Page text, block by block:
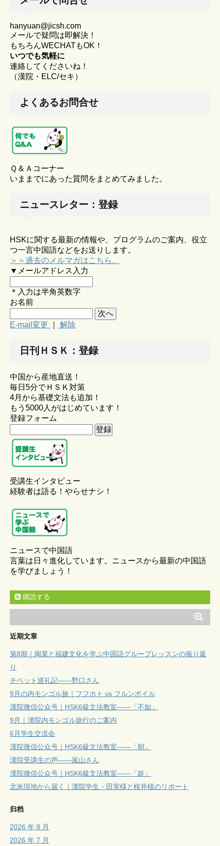
hanyuan@jicsh.com
メールで疑問は即解決！
もちろんWECHATもOK！
いつでも気軽に
連絡してくださいね！
（漢院・ELC/セキ）
よくあるお問合せ
Ｑ＆Ａコーナー
いままでにあった質問をまとめてみました。
ニュースレター：登録
HSKに関する最新の情報や、プログラムのご案内、役立
つ一言中国語などをお送りします。
＞＞過去のメルマガはこちら。
▼メールアドレス入力
＊入力は半角英数字
お名前
E-mail変更 解除
日刊ＨＳＫ：登録
中国から産地直送！
毎日5分でＨＳＫ対策
4月から基礎文法も追加！
もう5000人がはじめています！
登録フォーム
受講生インタビュー
経験者は語る！やらせナシ！
ニュースで中国語
言葉は日々進化しています。ニュースから最新の中国語
を学びましょう！
購読する
近期文章
第8期｜闽菜と福建文化を学ぶ中国語グループレッスンの振り返
り
チベット巡礼記——野口さん
9月の内モンゴル旅｜フフホト vs フルンボイル
漢院微信公众号｜HSK6級文法教室——「不如」
9月｜漢院内モンゴル旅行のご案内
6月学生交流会
漢院微信公众号｜HSK6級文法教室——「朝」
漢院受講生の声——嵐山さん
漢院微信公众号｜HSK6級文法教室——「趁」
北米現地から届く｜漢院学生・田実様と桜井様のリポート
归档
2026 年 8 月
2026 年 7 月